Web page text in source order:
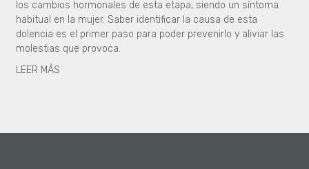
los cambios hormonales de esta etapa, siendo un síntoma
habitual en la mujer. Saber identificar la causa de esta
dolencia es el primer paso para poder prevenirlo y aliviar las
molestias que provoca.
LEER MÁS